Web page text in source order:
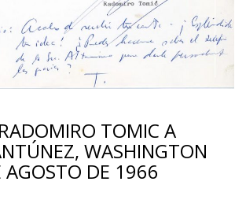
TOMIC A
WASHINGTON
AGOSTO DE 1966